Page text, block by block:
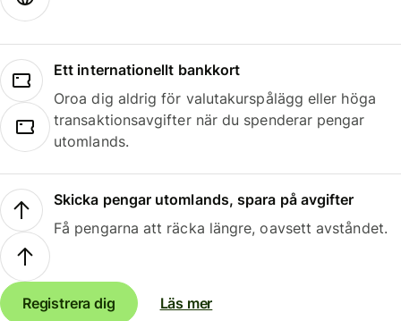
Ett internationellt bankkort
Oroa dig aldrig för valutakurspålägg eller höga
transaktionsavgifter när du spenderar pengar
utomlands.
Skicka pengar utomlands, spara på avgifter
Få pengarna att räcka längre, oavsett avståndet.
Registrera dig Läs mer